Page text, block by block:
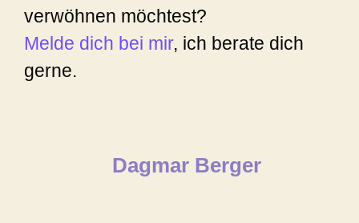
verwöhnen möchtest?
Melde dich bei mir, ich berate dich
gerne.
Dagmar Berger